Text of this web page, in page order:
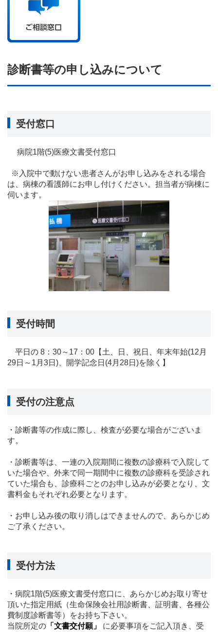
診断書等の申し込みについて
受付窓口
病院1階(5)医療文書受付窓口
※入院中で動けない患者さんがお申し込みをされる場合
は、病棟の看護師にお申し付けください。担当者が病棟に
伺います。
受付時間
平日の 8：30～17：00【土、日、祝日、年末年始(12月
29日～1月3日)、開学記念日(4月28日)を除く】
受付の注意点
・診断書等の作成に際し、検査が必要な場合がございま
す。
・診断書等は、一連の入院期間に複数の診療科で入院して
いた場合や、外来で同一期間中に複数の診療科を受診され
ていた場合も、診療科ごとのお申し込みが必要となり、文
書料金もそれぞれ必要となります。
・お申し込み後の取り消しはできませんので、あらかじめ
ご了承ください。
受付方法
・病院1階(5)医療文書受付窓口に、あらかじめお取り寄せ
頂いた指定用紙（生命保険会社用診断書、証明書、各種公
費制度診断書等）をお持ち下さい。
当院所定の 「文書交付願」
に必要事項をご記入頂き、受